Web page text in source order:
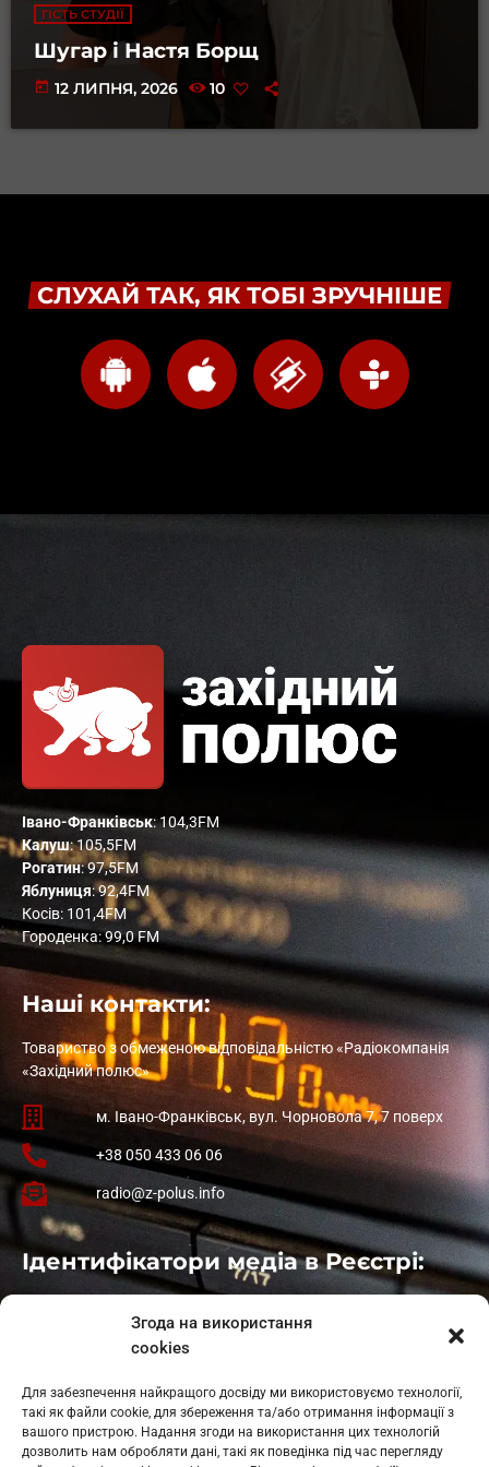
Згода на використання
cookies
Для забезпечення найкращого досвіду ми використовуємо технології,
такі як файли cookie, для збереження та/або отримання інформації з
вашого пристрою. Надання згоди на використання цих технологій
дозволить нам обробляти дані, такі як поведінка під час перегляду
ГІСТЬ СТУДІЇ
Шугар і Настя Борщ
today 12 ЛИПНЯ, 2026 10
СЛУХАЙ ТАК, ЯК ТОБІ ЗРУЧНІШЕ
Івано-Франківськ: 104,3FM
Калуш: 105,5FM
Рогатин: 97,5FM
Яблуниця: 92,4FM
Косів: 101,4FM
Городенка: 99,0 FM
Наші контакти:
Товариство з обмеженою відповідальністю «Радіокомпанія
«Західний полюс»
м. Івано-Франківськ, вул. Чорновола 7, 7 поверх
+38 050 433 06 06
radio@z-polus.info
Ідентифікатори медіа в Реєстрі:
: L11-01410
: L11-01801
Косів: L11-01805
Гарасимів: L11-02274